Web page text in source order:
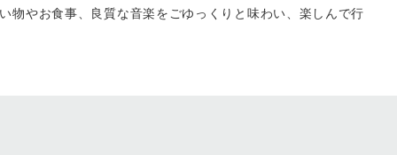
物やお食事、良質な音楽をごゆっくりと味わい、楽しんで行